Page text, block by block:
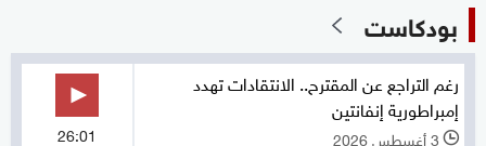
بودكاست
رغم التراجع عن المقترح.. الانتقادات تهدد
إمبراطورية إنفانتين
l 3 أغسطس 2026 26:01